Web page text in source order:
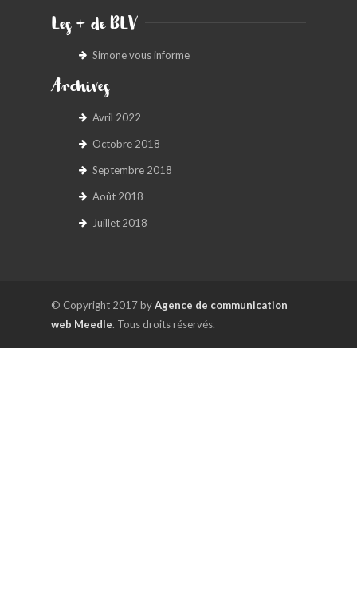
Les + de BLV
Simone vous informe
Archives
Avril 2022
Octobre 2018
Septembre 2018
Août 2018
Juillet 2018
© Copyright 2017 byAgence de communication
web Meedle. Tous droits réservés.